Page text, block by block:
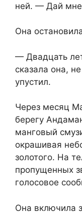
ней. — Дай мне
Она
— Двадцать
сказала она,
упустил.
Через месяц
берегу
манговый
окрашивая
золотого. На
пропущенных
голосовое
Она включила